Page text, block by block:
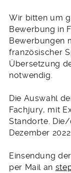
Wir bitten um
Bewerbung in
Bewerbungen
französischer
Übersetzung
notwendig.
Die Auswahl
Fachjury, mit
Standorte.
Dezember
Einsendung
per Mail an